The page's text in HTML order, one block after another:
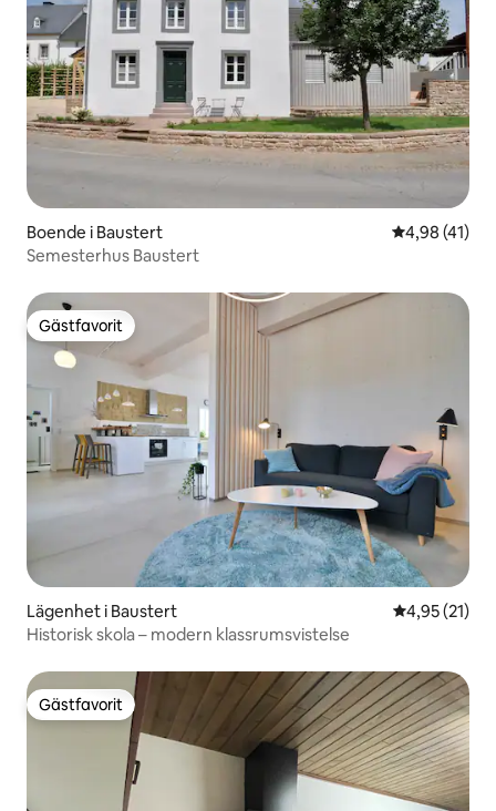
Boende i Baustert 4,98 av 5 i
4,98 (41)
Semesterhus Baustert
Gästfavorit
Gästfavorit
Lägenhet i Baustert 4,95 av 5 i
4,95 (21)
Historisk skola – modern klassrumsvistelse
Gästfavorit
Gästfavorit